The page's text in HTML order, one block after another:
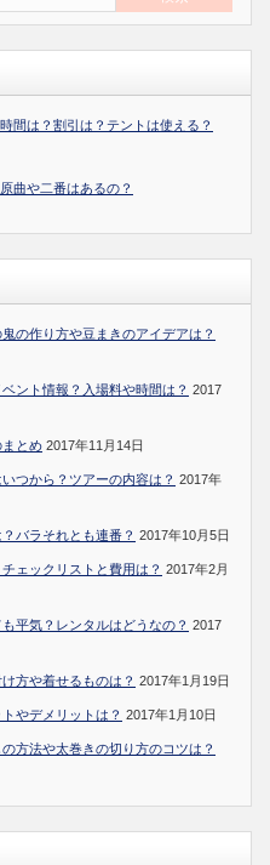
間は？割引は？テントは使える？
曲や二番はあるの？
の作り方や豆まきのアイデアは？
ント情報？入場料や時間は？ 2017
とめ 2017年11月14日
つから？ツアーの内容は？ 2017年
バラそれとも連番？ 2017年10月5日
ェックリストと費用は？ 2017年2月
平気？レンタルはどうなの？ 2017
方や着せるものは？ 2017年1月19日
やデメリットは？ 2017年1月10日
方法や太巻きの切り方のコツは？